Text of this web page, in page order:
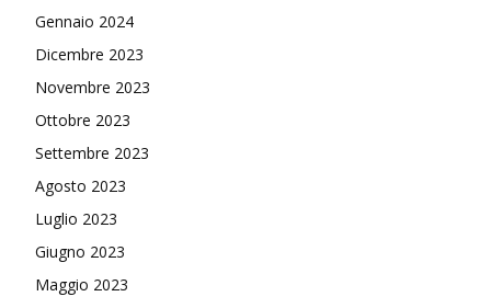
Gennaio 2024
Dicembre 2023
Novembre 2023
Ottobre 2023
Settembre 2023
Agosto 2023
Luglio 2023
Giugno 2023
Maggio 2023